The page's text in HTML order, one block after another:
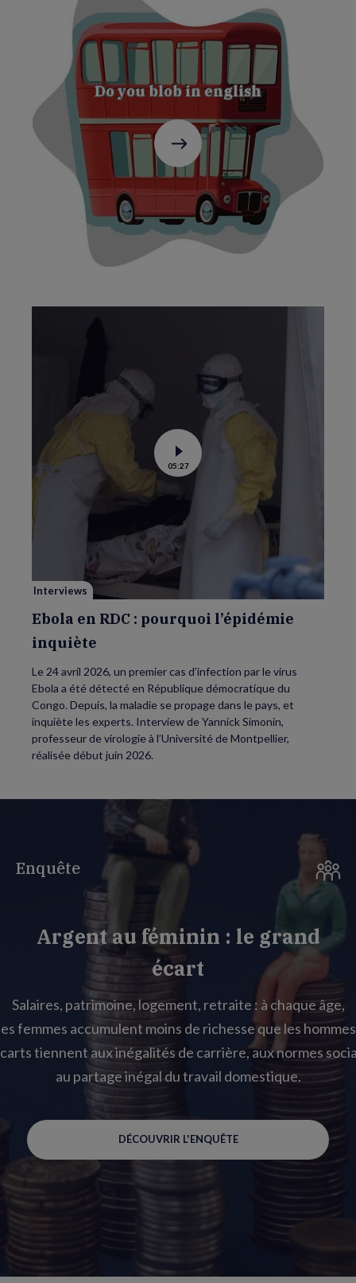
Do you blob in english
C'est
parti
!
Voir
la
vidéo
Ebola
RDC
:
pourquoi
l’épidémie
05:27
Interviews
Ebola en RDC : pourquoi l’épidémie
inquiète
Le 24 avril 2026, un premier cas d’infection par le virus
Ebola a été détecté en République démocratique du
Congo. Depuis, la maladie se propage dans le pays, et
inquiète les experts. Interview de Yannick Simonin,
professeur de virologie à l’Université de Montpellier,
réalisée début juin 2026.
Enquête
Argent au féminin : le grand
écart
Salaires, patrimoine, logement, retraite : à chaque âge,
femmes accumulent moins de richesse que les
tiennent aux inégalités de carrière, aux normes
au partage inégal du travail domestique.
DÉCOUVRIR L'ENQUÊTE